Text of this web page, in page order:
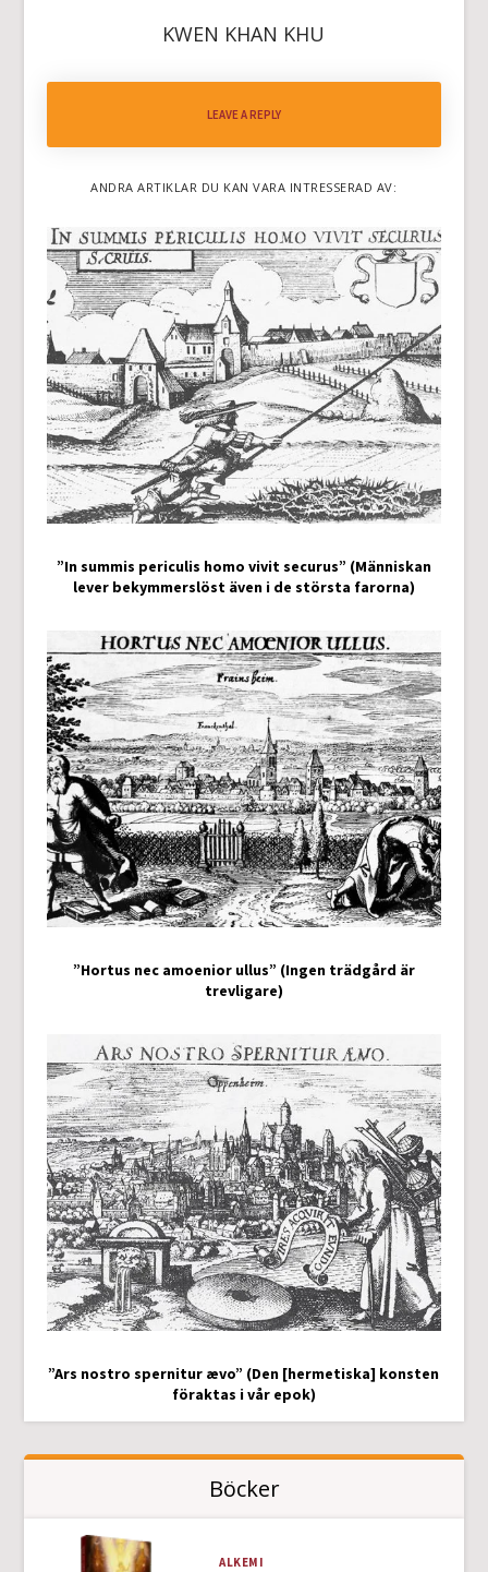
KWEN KHAN KHU
LEAVE A REPLY
ANDRA ARTIKLAR DU KAN VARA INTRESSERAD AV:
”In summis periculis homo vivit securus” (Människan
lever bekymmerslöst även i de största farorna)
”Hortus nec amoenior ullus” (Ingen trädgård är
trevligare)
”Ars nostro spernitur ævo” (Den [hermetiska] konsten
föraktas i vår epok)
Böcker
ALKEMI